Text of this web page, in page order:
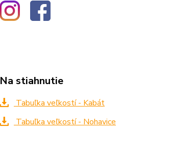
Na stiahnutie
Tabuľka veľkostí - Kabát
Tabuľka veľkostí - Nohavice